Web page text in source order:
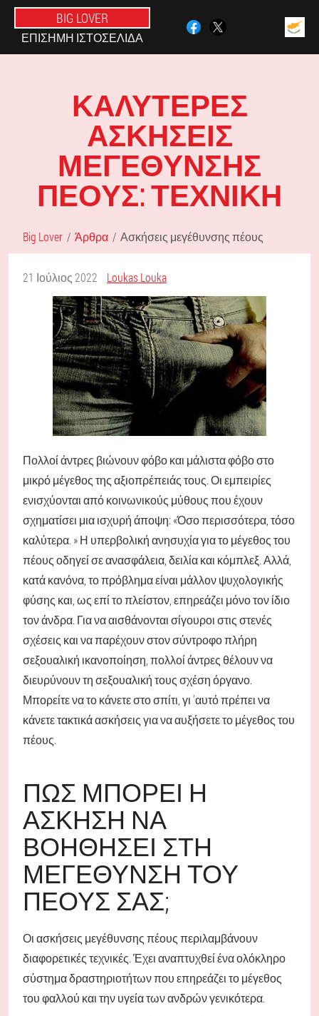
BIG LOVER
ΕΠΊΣΗΜΗ ΙΣΤΟΣΕΛΊΔΑ
ΚΑΛΎΤΕΡΕΣ
ΑΣΚΉΣΕΙΣ
ΜΕΓΈΘΥΝΣΗΣ
ΠΈΟΥΣ: ΤΕΧΝΙΚΉ
Big Lover Άρθρα Ασκήσεις μεγέθυνσης πέους
21 Ιούλιος 2022 Loukas Louka
Πολλοί άντρες βιώνουν φόβο και μάλιστα φόβο στο
μικρό μέγεθος της αξιοπρέπειάς τους. Οι εμπειρίες
ενισχύονται από κοινωνικούς μύθους που έχουν
σχηματίσει μια ισχυρή άποψη: «Όσο περισσότερα, τόσο
καλύτερα. » Η υπερβολική ανησυχία για το μέγεθος του
πέους οδηγεί σε ανασφάλεια, δειλία και κόμπλεξ. Αλλά,
κατά κανόνα, το πρόβλημα είναι μάλλον ψυχολογικής
φύσης και, ως επί το πλείστον, επηρεάζει μόνο τον ίδιο
τον άνδρα. Για να αισθάνονται σίγουροι στις στενές
σχέσεις και να παρέχουν στον σύντροφο πλήρη
σεξουαλική ικανοποίηση, πολλοί άντρες θέλουν να
διευρύνουν τη σεξουαλική τους σχέση όργανο.
Μπορείτε να το κάνετε στο σπίτι, γι 'αυτό πρέπει να
κάνετε τακτικά ασκήσεις για να αυξήσετε το μέγεθος του
πέους.
ΠΏΣ ΜΠΟΡΕΊ Η
ΆΣΚΗΣΗ ΝΑ
ΒΟΗΘΉΣΕΙ ΣΤΗ
ΜΕΓΈΘΥΝΣΗ ΤΟΥ
ΠΈΟΥΣ ΣΑΣ;
Οι ασκήσεις μεγέθυνσης πέους περιλαμβάνουν
διαφορετικές τεχνικές. Έχει αναπτυχθεί ένα ολόκληρο
σύστημα δραστηριοτήτων που επηρεάζει το μέγεθος
του φαλλού και την υγεία των ανδρών γενικότερα.